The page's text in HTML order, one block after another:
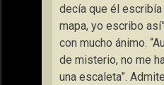
decía que él
mapa, yo escribo
con mucho ánimo.
de misterio, no me
una escaleta”.